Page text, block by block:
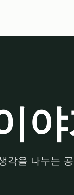
야
각을 나누는